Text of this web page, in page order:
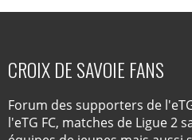
CROIX DE SAVOIE FANS
Forum des supporters de
l'eTG FC, matches de Ligue 2